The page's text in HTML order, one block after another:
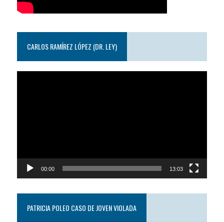
CARLOS RAMÍREZ LÓPEZ (DR. LEY)
00:00 13:03
PATRICIA POLEO CASO DE JOVEN VIOLADA